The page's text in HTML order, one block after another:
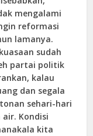
mengalami
reformasi
lamanya.
sudah
partai politik
kalau
dan segala
sehari-hari
Kondisi
kita